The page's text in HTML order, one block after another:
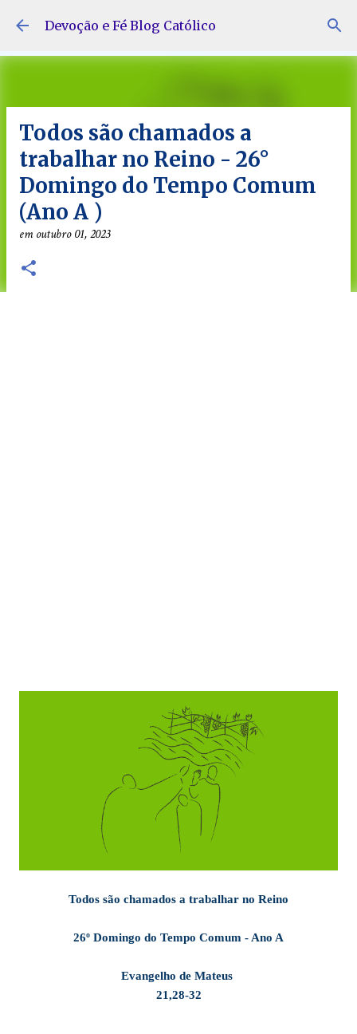
Pular para o conteúdo principal
Devoção e Fé Blog Católico
Todos são chamados a
trabalhar no Reino - 26°
Domingo do Tempo Comum
(Ano A )
emoutubro 01, 2023
Todos são chamados a trabalhar no Reino
26º Domingo do Tempo Comum - Ano A
Evangelho de Mateus
21,28-32